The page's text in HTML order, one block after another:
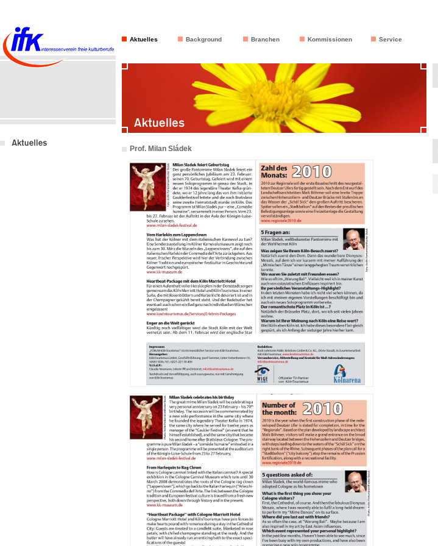
Aktuelles Background Branchen Kommissionen Service
Prof. Milan Sládek